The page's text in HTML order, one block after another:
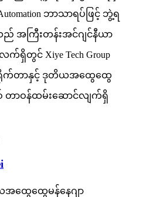
ဘာသာရပ်ဖြင့် ဘွဲ့ရ
အကြီးတန်းအင်ဂျင်နီယာ
က်ရှိတွင် Xiye Tech Group
ါရိုက်တာနှင့် ဒုတိယအထွေထွေ
စ် တာဝန်ထမ်းဆောင်လျက်ရှိ
ထွေထွေမန်နေဂျာ